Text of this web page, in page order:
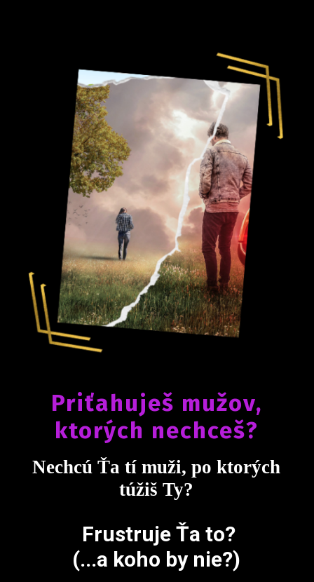
Priťahuješ mužov,
ktorých nechceš?
Nechcú Ťa tí muži, po ktorých
túžiš Ty?
Frustruje Ťa to?
(...a koho by nie?)